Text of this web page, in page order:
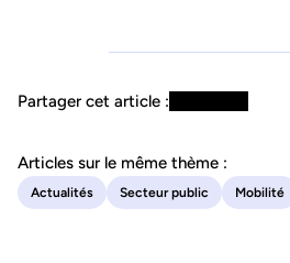
Partager cet article :
Articles sur le même thème :
Actualités Secteur public Mobilité